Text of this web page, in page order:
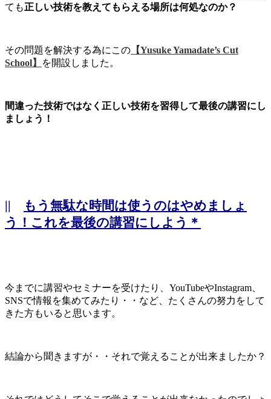
ても正しい技術を教えてもらえる場所は何処なのか？
その問題を解決する為にこの 【Yusuke Yamadate’s Cut
School】
を開設しました。
間違った技術ではなく正しい技術を習得して最後の講習にし
ましょう！
||
もう無駄な時間は使うのはやめましょ
う！これを最後の講習にしよう＊
今までに講習やセミナーを受けたり、YouTubeやInstagram、
SNSで情報を集めてみたり・・など、たくさんの努力をして
きた方もいると思います。
結論から聞きますが・・それで覚えることが出来ましたか？